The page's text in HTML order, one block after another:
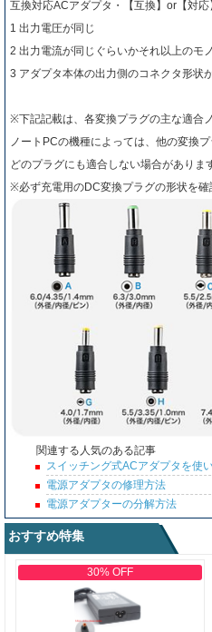
互換対応ACアダプタ・【互換】or【対応
1 出力電圧が同じ
2 出力電流が同じぐらいかそれ以上のモノ
3 アダプタ本体の出力側のコネクタ形状
※下記記載は、各変換プラグの主な適合
ノートPCの機種によっては、他の変換プ
どのプラグにも適合しない場合がありま
※必ず充電用のDC変換プラグの形状を確
関連する人気のある記事
スイッチング式ACアダプタを使
電源アダプタの修理方法
電源アダプターの分解方法
おすすめ特集
30% OFF